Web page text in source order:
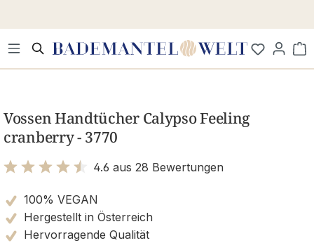
Vossen Handtücher Calypso Feeling
cranberry - 3770
4.6 aus 28 Bewertungen
100% VEGAN
Hergestellt in Österreich
Hervorragende Qualität